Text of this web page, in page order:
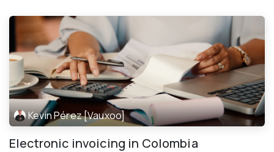
Kevin Pérez [Vauxoo]
Electronic invoicing in Colombia